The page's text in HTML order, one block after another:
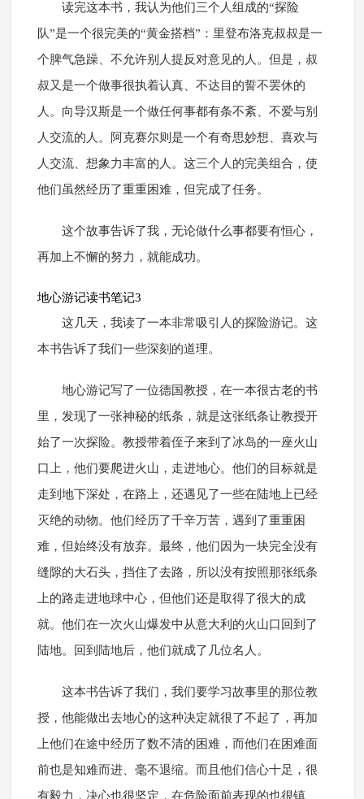
读完这本书，我认为他们三个人组成的“探险
队”是一个很完美的“黄金搭档”：里登布洛克叔叔是一
个脾气急躁、不允许别人提反对意见的人。但是，叔
叔又是一个做事很执着认真、不达目的誓不罢休的
人。向导汉斯是一个做任何事都有条不紊、不爱与别
人交流的人。阿克赛尔则是一个有奇思妙想、喜欢与
人交流、想象力丰富的人。这三个人的完美组合，使
他们虽然经历了重重困难，但完成了任务。
这个故事告诉了我，无论做什么事都要有恒心，
再加上不懈的努力，就能成功。
地心游记读书笔记3
这几天，我读了一本非常吸引人的探险游记。这
本书告诉了我们一些深刻的道理。
地心游记写了一位德国教授，在一本很古老的书
里，发现了一张神秘的纸条，就是这张纸条让教授开
始了一次探险。教授带着侄子来到了冰岛的一座火山
口上，他们要爬进火山，走进地心。他们的目标就是
走到地下深处，在路上，还遇见了一些在陆地上已经
灭绝的动物。他们经历了千辛万苦，遇到了重重困
难，但始终没有放弃。最终，他们因为一块完全没有
缝隙的大石头，挡住了去路，所以没有按照那张纸条
上的路走进地球中心，但他们还是取得了很大的成
就。他们在一次火山爆发中从意大利的火山口回到了
陆地。回到陆地后，他们就成了几位名人。
这本书告诉了我们，我们要学习故事里的那位教
授，他能做出去地心的这种决定就很了不起了，再加
上他们在途中经历了数不清的困难，而他们在困难面
前也是知难而进、毫不退缩。而且他们信心十足，很
有毅力，决心也很坚定，在危险面前表现的也很镇